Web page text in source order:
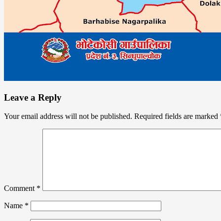
Leave a Reply
Your email address will not be published. Required fields are marked
Comment *
Name *